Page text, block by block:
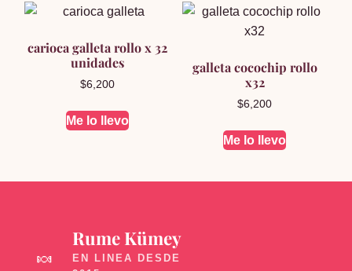
carioca galleta rollo x 32
unidades
$6,200
Me lo llevo
galleta cocochip rollo
x32
$6,200
Me lo llevo
🍬
Rume Kümey